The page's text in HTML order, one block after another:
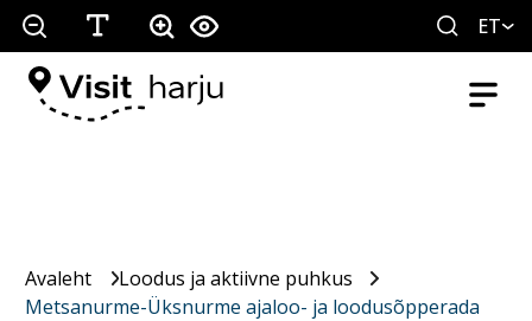
ET
Avaleht
Loodus ja aktiivne puhkus
Metsanurme-Üksnurme ajaloo- ja loodusõpperada